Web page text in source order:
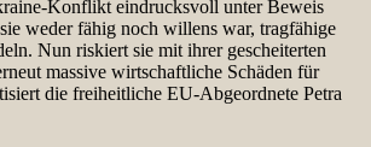
Konflikt eindrucksvoll unter Beweis
weder fähig noch willens war, tragfähige
Nun riskiert sie mit ihrer gescheiterten
massive wirtschaftliche Schäden für
die freiheitliche EU-Abgeordnete Petra